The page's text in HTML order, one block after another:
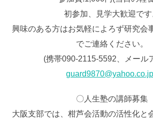
初参加、見学大歓迎です
興味のある方はお気軽によろず研究会
でご連絡ください。
(携帯090-2115-5592、メール
guard9870@yahoo.co.jp
〇人生塾の講師募集
大阪支部では、柑芦会活動の活性化と